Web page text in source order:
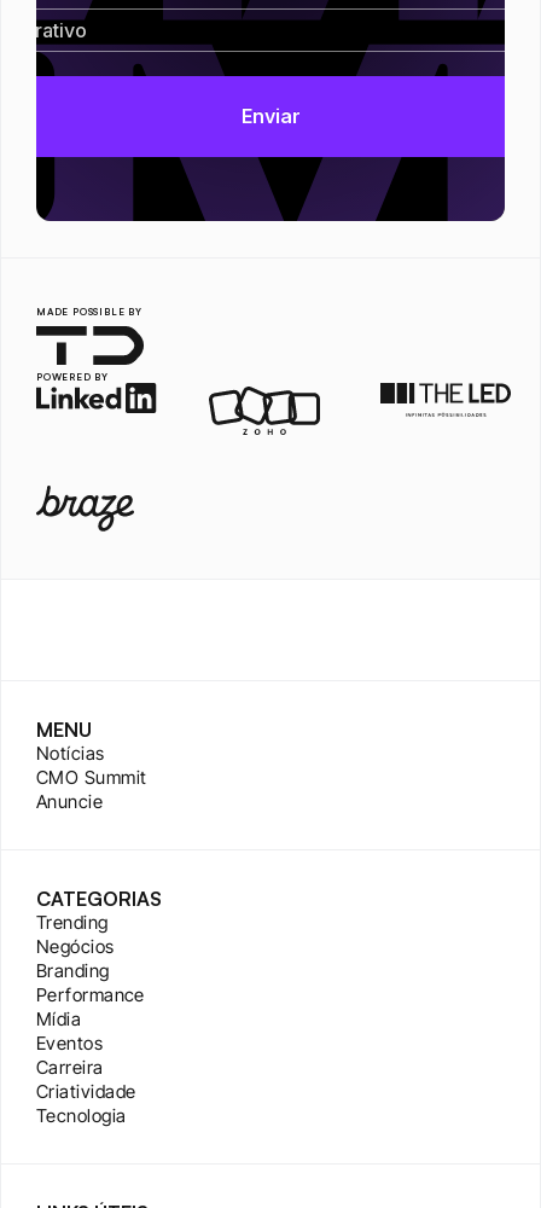
MADE POSSIBLE BY
POWERED BY
MENU
Notícias
CMO Summit
Anuncie
CATEGORIAS
Trending
Negócios
Branding
Performance
Mídia
Eventos
Carreira
Criatividade
Tecnologia